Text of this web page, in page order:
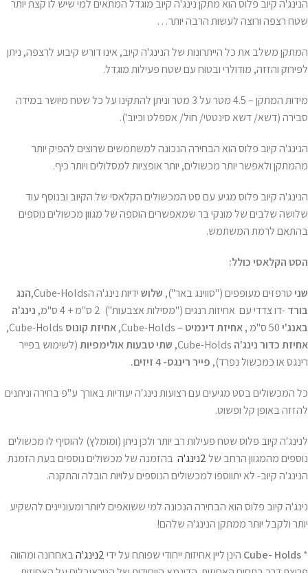
הנינג'ה קיוב פלוס הוא מתקן נינג'ה קיוב מוגדל המתאים למי שיש לו קצת יותר
שטח רצפה ורוצה לעשות הרבה יותר…
המתקן משלב את כל הייתרונות של הנינג'ה קיוב, אינו דורש קיבוע לרצפה, ניתן
לפירוק והזזה, מודולרי ובטוח עם שטח פעילות מוגדל.
מידות המתקן – 4.5 מטר על 3 מטר וניתן להתקינו על כל שטח מיושר במידה
סבירה (דשא/ דשא סינטטי/ חול/ אספלט וכיוב').
הנינג'ה קיוב פלוס הוא הבחירה הנכונה למשתמשים שרוצים להפיק יותר
מהמתקן ולאפשר יותר מכשולים, יותר אופציות למסלולים ויותר כיף.
הנינג'ה קיוב פלוס מגיע עם סט המכשולים הקלאסי של הקיוב ובנוסף עוד
שלושה שלבים של מונקי בר שמאפשרים הוספה של מגוון מכשולים נוספים
בהתאם לרמת המשתמש.
הסט הקלאסי כולל:
שני טרפזים מעופפים ("סווינג באר"), שלושידיות נינג'ה הCube-Holds,
הנג
בורד-דו צדדי עם אחיזות רנגים ("מסילות אצבעות") 2 ס"מ + 4 ס"מ,
נינג'ה
באנג'י 50 ס"מ , אחיזת דינמיט – Cube-Holds, אחיזתקונוס
אחיזתכדור נינג'ה שתיטבעות אולימפיות(לשימוש בפייר
רינגס או כמכשול נפרד), פייר רינגס- 4 זיזים.
כל המכשולים בסט מגיעים עם רצועות נינג'ה יעודיות באורך ע"פ בחירה וניתנים
להזזה באופן קל ופשוט.
לנינג'ה קיוב פלוס שטח פעילות רב יותר ולכן ניתן (ומומלץ) להוסיף לו מכשולים
נוספים מהמגוון הרחב של
בהזמנה של מכשולים נוספים בעת הזמנת
הנינג'ה קיוב- לא יתווספו למכשולים הנוספים עלויות הובלה והתקנה.
נינג'ה קיוב פלוס הוא הבחירה הנכונה למי ששואפים ליותר ומעוניינים להשקיע
יותר ולקבל יותר ממתקן הנינג'ה שלהם!
*
Cube- Holds הינן ליין אחיזות ייחודי שפותח על ידי2נינג'ה
באחרונה ומהווה